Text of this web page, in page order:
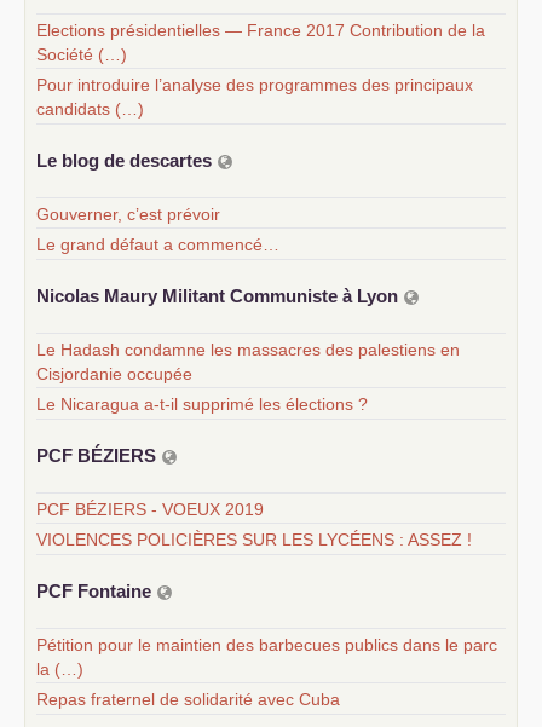
Elections présidentielles — France 2017 Contribution de la
Société (…)
Pour introduire l’analyse des programmes des principaux
candidats (…)
Le blog de descartes
Gouverner, c’est prévoir
Le grand défaut a commencé…
Nicolas Maury Militant Communiste à Lyon
Le Hadash condamne les massacres des palestiens en
Cisjordanie occupée
Le Nicaragua a-t-il supprimé les élections ?
PCF BÉZIERS
PCF BÉZIERS - VOEUX 2019
VIOLENCES POLICIÈRES SUR LES LYCÉENS : ASSEZ !
PCF Fontaine
Pétition pour le maintien des barbecues publics dans le parc
la (…)
Repas fraternel de solidarité avec Cuba